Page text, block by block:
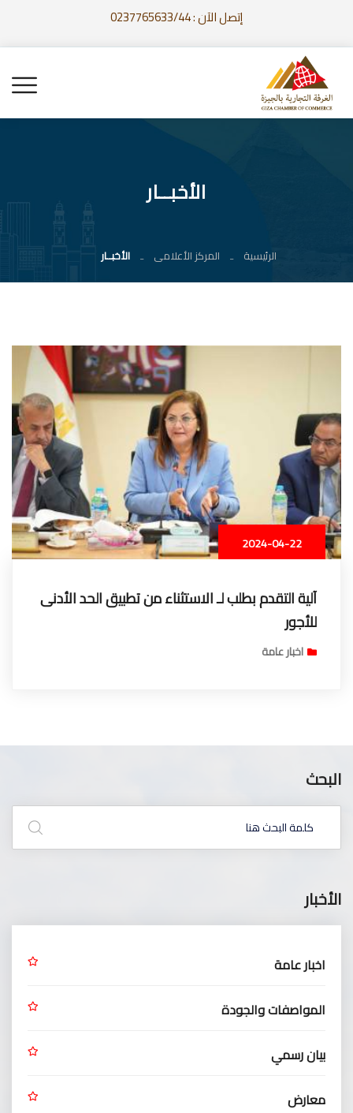
إتصل الآن : 0237765633/44
الأخبــار
الرئيسية المركز الأعلامى الأخبــار
2024-04-22
آلية التقدم بطلب لـ الاستثناء من تطبيق الحد الأدنى
للأجور
اخبار عامة
البحث
الأخبار
اخبار عامة
المواصفات والجودة
بيان رسمي
معارض